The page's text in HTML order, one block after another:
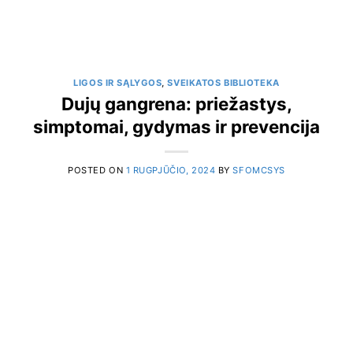
LIGOS IR SĄLYGOS,SVEIKATOS BIBLIOTEKA
Dujų gangrena: priežastys,
simptomai, gydymas ir prevencija
POSTED ON 1 RUGPJŪČIO, 2024 BYSFOMCSYS